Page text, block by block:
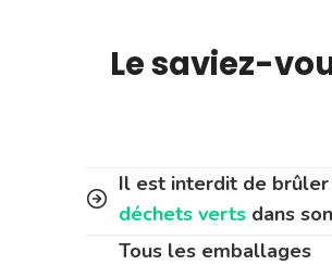
Le saviez-
Il est interdit de
déchets verts dans
Tous les emballages